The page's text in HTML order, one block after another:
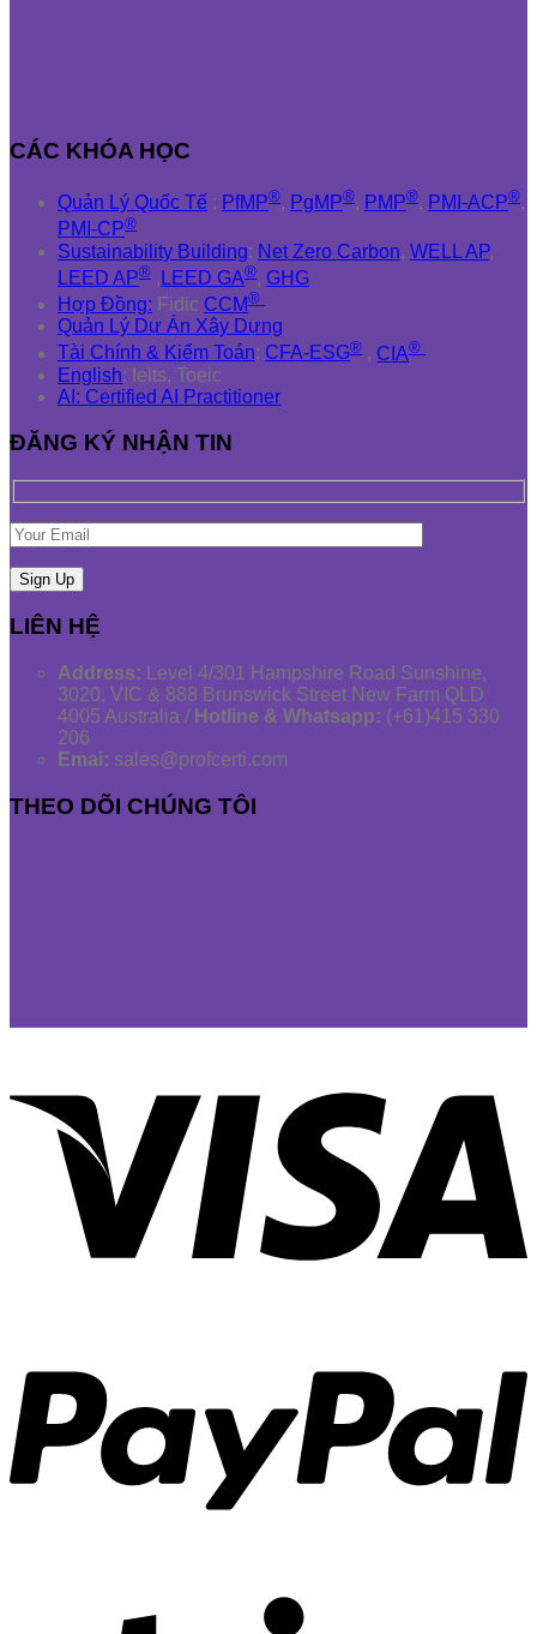
CÁC KHÓA HỌC
Quản Lý Quốc Tế : PfMP®, PgMP®, PMP®, PMI-ACP®,
PMI-CP®
Sustainability Building: Net Zero Carbon, WELL AP,
LEED AP® , LEED GA®, GHG
Hợp Đồng: Fidic CCM®
Quản Lý Dự Án Xây Dựng
Tài Chính & Kiểm Toán: CFA-ESG® , CIA®
English: Ielts, Toeic
AI: Certified AI Practitioner
ĐĂNG KÝ NHẬN TIN
LIÊN HỆ
Address: Level 4/301 Hampshire Road Sunshine,
3020, VIC & 888 Brunswick Street New Farm QLD
4005 Australia / Hotline & Whatsapp: (+61)415 330
206
Emai: sales@profcerti.com
THEO DÕI CHÚNG TÔI